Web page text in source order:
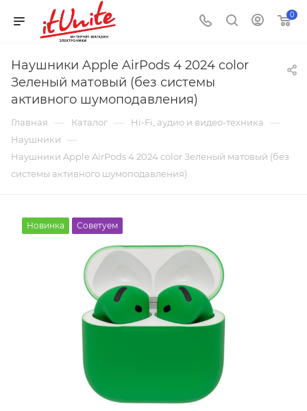
0
Наушники Apple AirPods 4 2024 color
Зеленый матовый (без системы
активного шумоподавления)
Главная — Каталог — Hi-Fi, аудио и видео-техника —
Наушники —
Наушники Apple AirPods 4 2024 color Зеленый матовый (без
системы активного шумоподавления)
Новинка Советуем